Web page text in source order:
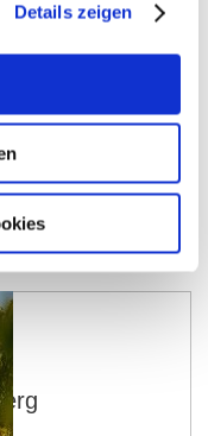
Details zeigen